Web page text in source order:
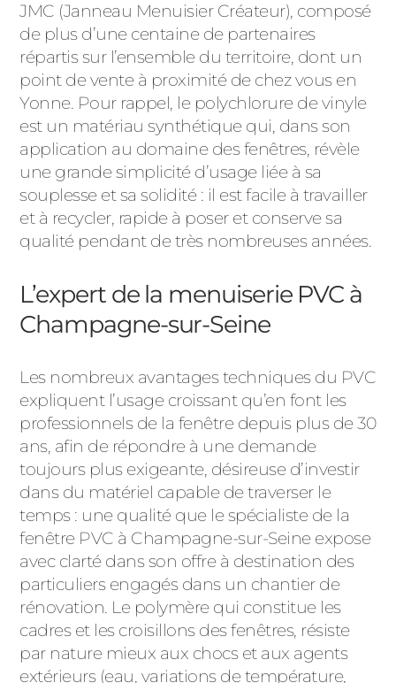
JMC (Janneau Menuisier Créateur), composé
de plus d’une centaine de partenaires
répartis sur l’ensemble du territoire, dont un
point de vente à proximité de chez vous en
Yonne. Pour rappel, le polychlorure de vinyle
est un matériau synthétique qui, dans son
application au domaine des fenêtres, révèle
une grande simplicité d’usage liée à sa
souplesse et sa solidité : il est facile à travailler
et à recycler, rapide à poser et conserve sa
qualité pendant de très nombreuses années.
L’expert de la menuiserie PVC à
Champagne-sur-Seine
Les nombreux avantages techniques du PVC
expliquent l’usage croissant qu’en font les
professionnels de la fenêtre depuis plus de 30
ans, afin de répondre à une demande
toujours plus exigeante, désireuse d’investir
dans du matériel capable de traverser le
temps : une qualité que le spécialiste de la
fenêtre PVC à Champagne-sur-Seine expose
avec clarté dans son offre à destination des
particuliers engagés dans un chantier de
rénovation. Le polymère qui constitue les
cadres et les croisillons des fenêtres, résiste
par nature mieux aux chocs et aux agents
extérieurs (eau, variations de température,